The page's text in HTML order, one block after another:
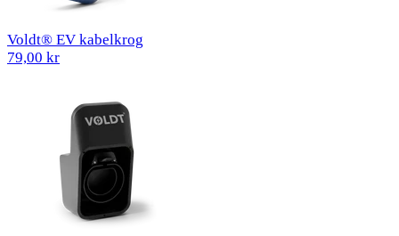
Voldt® EV kabelkrog
79,00 kr